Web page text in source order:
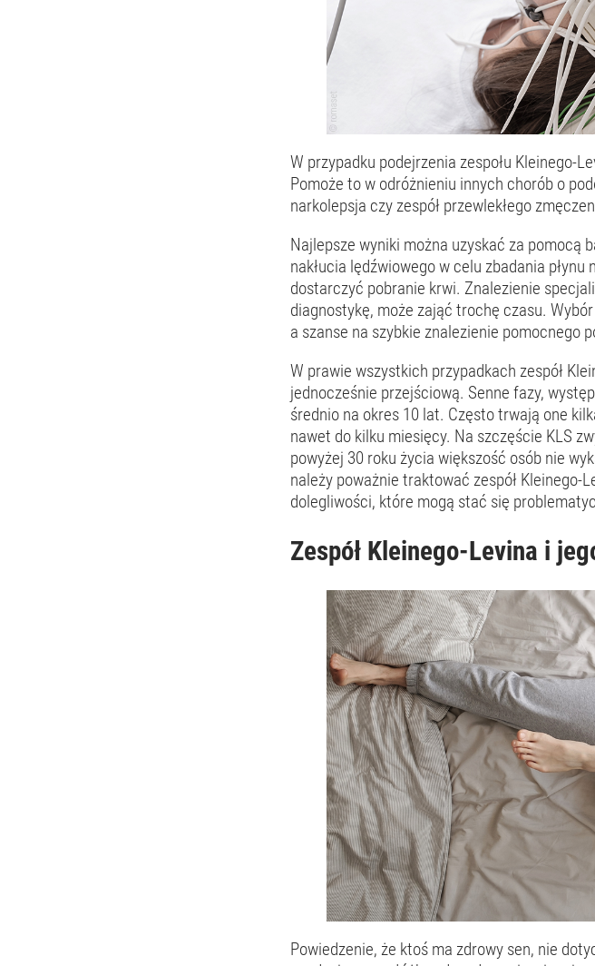
W przypadku podejrzenia zespołu Kleinego-
Pomoże to w odróżnieniu innych chorób o
narkolepsja czy zespół przewlekłego
Najlepsze wyniki można uzyskać za pomocą
nakłucia lędźwiowego w celu zbadania
dostarczyć pobranie krwi. Znalezienie
diagnostykę, może zająć trochę czasu.
a szanse na szybkie znalezienie pomocnego
W prawie wszystkich przypadkach zespół
jednocześnie przejściową. Senne fazy,
średnio na okres 10 lat. Często trwają one
nawet do kilku miesięcy. Na szczęście KLS
powyżej 30 roku życia większość osób nie
należy poważnie traktować zespół Kleinego-
dolegliwości, które mogą stać się
Zespół Kleinego-Levina i
Powiedzenie, że ktoś ma zdrowy sen, nie